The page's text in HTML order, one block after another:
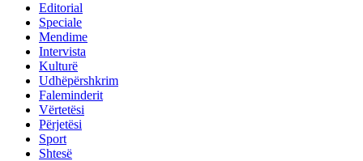
Editorial
Speciale
Mendime
Intervista
Kulturë
Udhëpërshkrim
Faleminderit
Vërtetësi
Përjetësi
Sport
Shtesë